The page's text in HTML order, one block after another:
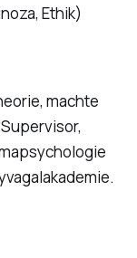
Ethik)
machte